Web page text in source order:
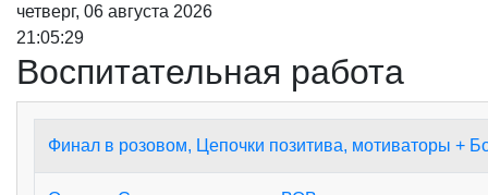
четверг, 06 августа 2026
21:05:29
Воспитательная работа
Финал в розовом, Цепочки позитива, мотиваторы +